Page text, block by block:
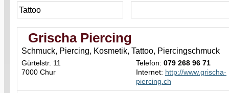
Grischa Piercing
Schmuck, Piercing, Kosmetik, Tattoo, Piercingschmuck
Gürtelstr. 11
7000 Chur
Telefon: 079 268 96 71
Internet: http://www.grischa-
piercing.ch